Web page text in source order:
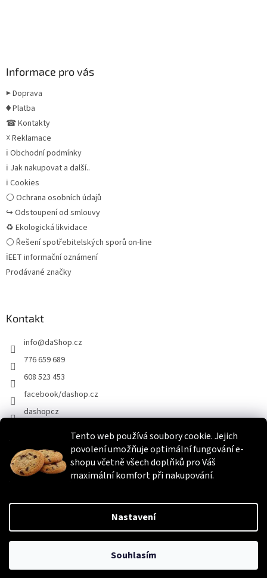
Tento web používá soubory cookie. Jejich
povolení umožňuje optimální fungování e-
shopu včetně všech doplňků pro Váš
maximální komfort při nakupování.
Nastavení
Souhlasím
Informace pro vás
▶ Doprava
♦ Platba
☎ Kontakty
☓ Reklamace
ℹ Obchodní podmínky
ℹ Jak nakupovat a další..
ℹ Cookies
⚪ Ochrana osobních údajů
↪ Odstoupení od smlouvy
♻ Ekologická likvidace
⚪ Řešení spotřebitelských sporů on-line
ℹEET informační oznámení
Prodávané značky
Kontakt
info@daShop.cz
776 659 689
608 523 453
facebook/dashop.cz
dashopcz
Heureka.cz Zboží.cz Srovnáme.cz
Copyright 2026daShop.cz. Všechna práva vyhrazena.Upravit
nastavení cookies